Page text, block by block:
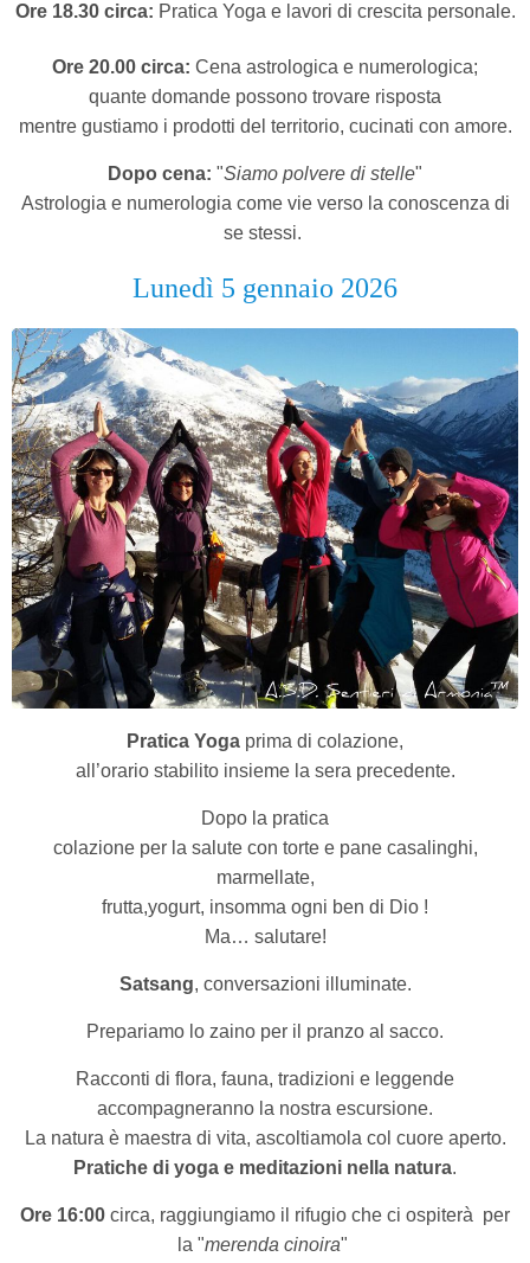
Ore 18.30 circa: Pratica Yoga e lavori di crescita personale.
Ore 20.00 circa: Cena astrologica e numerologica;
quante domande possono trovare risposta
mentre gustiamo i prodotti del territorio, cucinati con amore.
Dopo cena: "Siamo polvere di stelle"
Astrologia e numerologia come vie verso la conoscenza di
se stessi.
Lunedì 5 gennaio 2026
Pratica Yoga prima di colazione,
all’orario stabilito insieme la sera precedente.
Dopo la pratica
colazione per la salute con torte e pane casalinghi,
marmellate,
frutta,yogurt, insomma ogni ben di Dio !
Ma… salutare!
Satsang, conversazioni illuminate.
Prepariamo lo zaino per il pranzo al sacco.
Racconti di flora, fauna, tradizioni e leggende
accompagneranno la nostra escursione.
La natura è maestra di vita, ascoltiamola col cuore aperto.
Pratiche di yoga e meditazioni nella natura.
Ore 16:00 circa, raggiungiamo il rifugio che ci ospiterà per
la "merenda cinoira"